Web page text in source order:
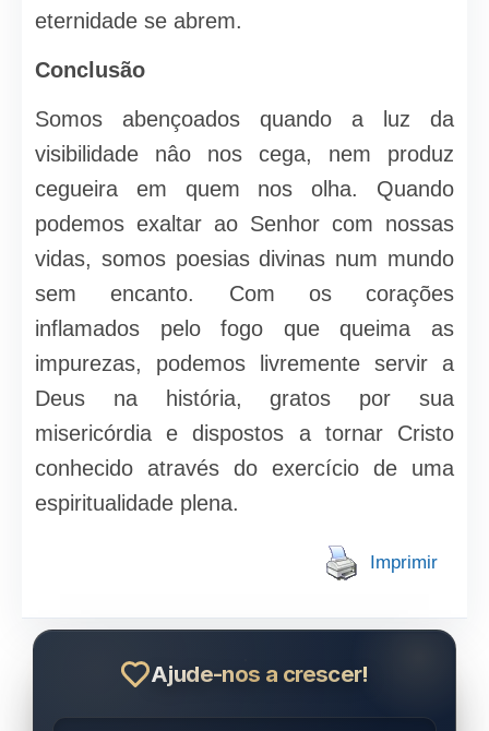
eternidade se abrem.
Conclusão
Somos abençoados quando a luz da
visibilidade nâo nos cega, nem produz
cegueira em quem nos olha. Quando
podemos exaltar ao Senhor com nossas
vidas, somos poesias divinas num mundo
sem encanto. Com os corações
inflamados pelo fogo que queima as
impurezas, podemos livremente servir a
Deus na história, gratos por sua
misericórdia e dispostos a tornar Cristo
conhecido através do exercício de uma
espiritualidade plena.
Imprimir
Ajude-nos a crescer!